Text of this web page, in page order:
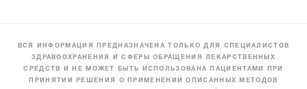
ВСЯ ИНФОРМАЦИЯ ПРЕДНАЗНАЧЕНА ТОЛЬКО ДЛЯ СПЕЦИАЛИСТОВ
ЗДРАВООХРАНЕНИЯ И СФЕРЫ ОБРАЩЕНИЯ ЛЕКАРСТВЕННЫХ
СРЕДСТВ И НЕ МОЖЕТ БЫТЬ ИСПОЛЬЗОВАНА ПАЦИЕНТАМИ ПРИ
ПРИНЯТИИ РЕШЕНИЯ О ПРИМЕНЕНИИ ОПИСАННЫХ МЕТОДОВ